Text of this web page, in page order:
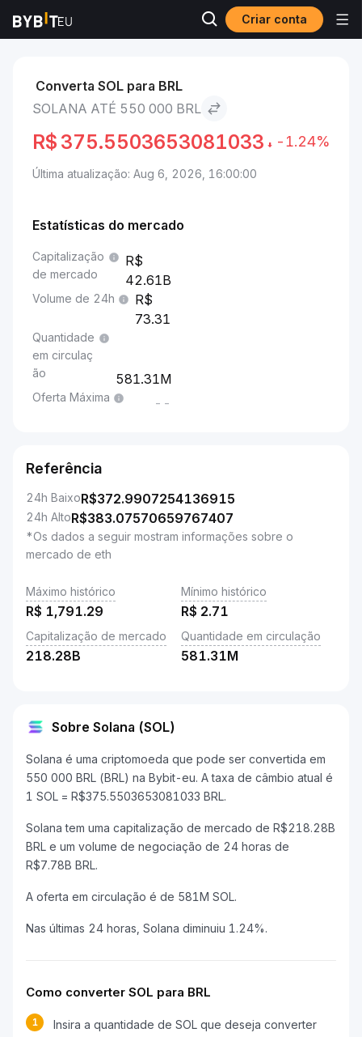
Criar conta
Mercados Solana to 550 000 BRL
Converta SOL para BRL
SOLANA ATÉ 550 000 BRL
R$ 375.5503653081033 -1.24%
Última atualização: Aug 6, 2026, 16:00:00
Estatísticas do mercado
Capitalização
de mercado
42.61B
Volume de 24h
73.31
Quantidade
em circulaç
ão
581.31M
Oferta Máxima --
Referência
24h BaixoR$372.9907254136915
24h AltoR$383.07570659767407
*Os dados a seguir mostram informações sobre o
mercado de eth
Máximo histórico
R$ 1,791.29
Mínimo histórico
R$ 2.71
Capitalização de mercado
218.28B
Quantidade em circulação
581.31M
Sobre Solana (SOL)
Solana é uma criptomoeda que pode ser convertida em
550 000 BRL (BRL) na Bybit-eu. A taxa de câmbio atual é
1 SOL = R$375.5503653081033 BRL.
Solana tem uma capitalização de mercado de R$218.28B
BRL e um volume de negociação de 24 horas de
R$7.78B BRL.
A oferta em circulação é de 581M SOL.
Nas últimas 24 horas, Solana diminuiu 1.24%.
Como converter SOL para BRL
1 Insira a quantidade de SOL que deseja converter